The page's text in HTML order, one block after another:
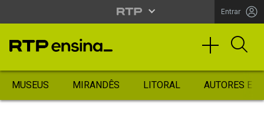
Entrar
MUSEUS MIRANDÊS LITORAL AUTORES